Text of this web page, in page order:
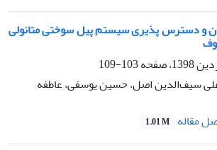
و دسترس پذیری سیستم پیل سوختی متانولی
103-109
سیف‌الدین اصل، حسین یوسفی، عاطفه
مقاله 1.01 M